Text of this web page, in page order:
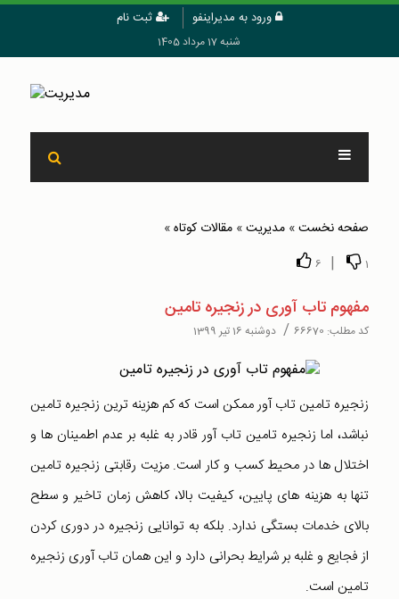
ورود به مدیراینفو ثبت نام
شنبه 17 مرداد 1405
صفحه نخست» مدیریت» مقالات کوتاه»
1
|
6
مفهوم تاب آوری در زنجیره تامین
کد مطلب: 66670
/ دوشنبه 16 تیر 1399
زنجیره تامین تاب آور ممکن است که کم هزینه ترین زنجیره تامین
نباشد، اما زنجیره تامین تاب آور قادر به غلبه بر عدم اطمینان ها و
اختلال ها در محیط کسب و کار است. مزیت رقابتی زنجیره تامین
تنها به هزینه های پایین، کیفیت بالا، کاهش زمان تاخیر و سطح
بالای خدمات بستگی ندارد. بلکه به توانایی زنجیره در دوری کردن
از فجایع و غلبه بر شرایط بحرانی دارد و این همان تاب آوری زنجیره
تامین است.